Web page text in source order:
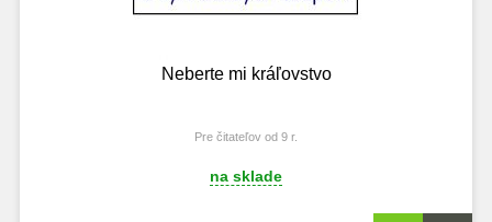
Neberte mi kráľovstvo
Pre čitateľov od 9 r.
na sklade